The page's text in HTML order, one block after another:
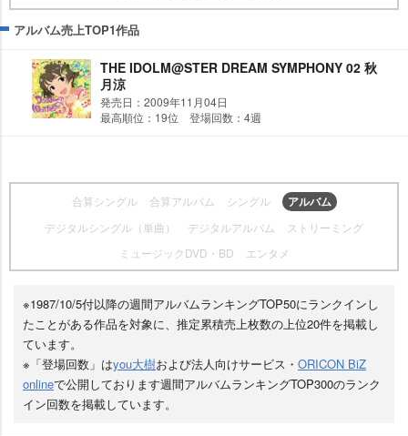
アルバム売上TOP1作品
THE IDOLM@STER DREAM SYMPHONY 02 秋
月涼
発売日：2009年11月04日
最高順位：19位 登場回数：4週
合算シングル 合算アルバム シングル アルバム
デジタルシングル（単曲） デジタルアルバム
ストリーミング
ミュージックDVD・BD
エンタメ
※1987/10/5付以降の週間アルバムランキングTOP50にランクインし
たことがある作品を対象に、推定累積売上枚数の上位20件を掲載し
ています。
※「登場回数」はyou大樹および法人向けサービス・ ORICON BiZ
onlineで公開しております週間アルバムランキングTOP300のランク
イン回数を掲載しています。